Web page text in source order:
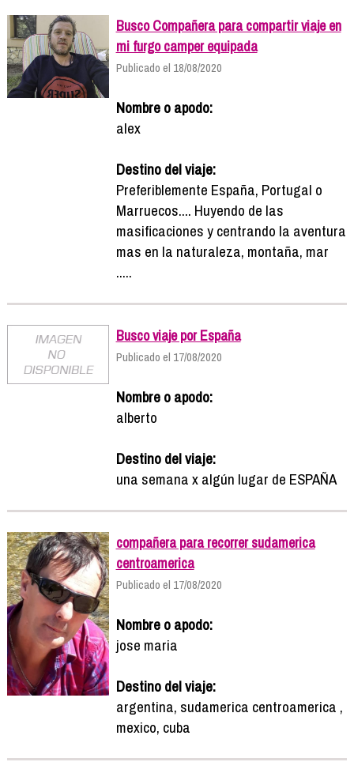
Busco Compañera para compartir viaje en
mi furgo camper equipada
Publicado el 18/08/2020
Nombre o apodo:
alex
Destino del viaje:
Preferiblemente España, Portugal o
Marruecos.... Huyendo de las
masificaciones y centrando la aventura
mas en la naturaleza, montaña, mar
.....
Busco viaje por España
Publicado el 17/08/2020
Nombre o apodo:
alberto
Destino del viaje:
una semana x algún lugar de ESPAÑA
compañera para recorrer sudamerica
centroamerica
Publicado el 17/08/2020
Nombre o apodo:
jose maria
Destino del viaje:
argentina, sudamerica centroamerica ,
mexico, cuba